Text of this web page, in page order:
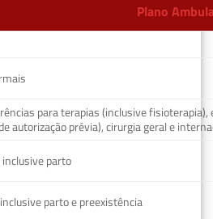
Plano
para terapias (inclusive fisioterapia),
autorização prévia), cirurgia geral e
parto
parto e preexistência